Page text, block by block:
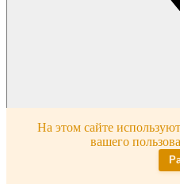
На этом сайте
вашего